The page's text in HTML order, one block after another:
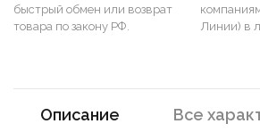
быстрый обмен или возврат
товара по закону РФ.
Линии) в
Описание Все